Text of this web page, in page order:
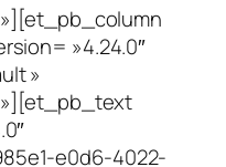
»4.24.0″
»
e0d6-4022-